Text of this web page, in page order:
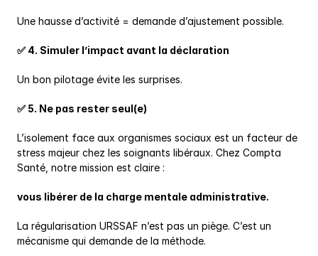
Une hausse d’activité = demande d’ajustement possible.
✅ 4. Simuler l’impact avant la déclaration
Un bon pilotage évite les surprises.
✅ 5. Ne pas rester seul(e)
L’isolement face aux organismes sociaux est un facteur de
stress majeur chez les soignants libéraux. Chez Compta
Santé, notre mission est claire :
vous libérer de la charge mentale administrative.
La régularisation URSSAF n’est pas un piège. C’est un
mécanisme qui demande de la méthode.